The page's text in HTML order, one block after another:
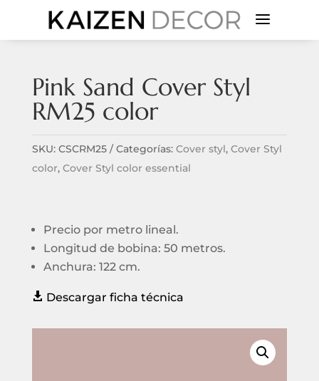
a
Pink Sand Cover Styl
RM25 color
SKU: CSCRM25 Categorías: Cover styl, Cover Styl
color, Cover Styl color essential
Precio por metro lineal.
Longitud de bobina: 50 metros.
Anchura: 122 cm.
 Descargar ficha técnica